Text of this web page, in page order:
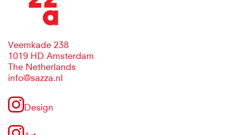
Veemkade 238
1019 HD Amsterdam
The Netherlands
info@sazza.nl
Design